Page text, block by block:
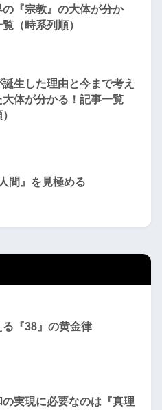
の『宗教』の大体が分か
（時系列順）
誕生した理由と今まで考え
大体が分かる！記事一覧
間』を見極める
る『38』の黄金律
の実現に必要なのは『真理